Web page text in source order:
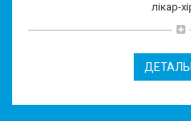
лікар-